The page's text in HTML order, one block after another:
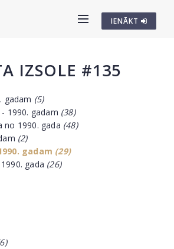
IENĀKT
IZSOLE #135
gadam (5)
1990. gadam (38)
no 1990. gada (48)
(2)
gadam (29)
gada (26)